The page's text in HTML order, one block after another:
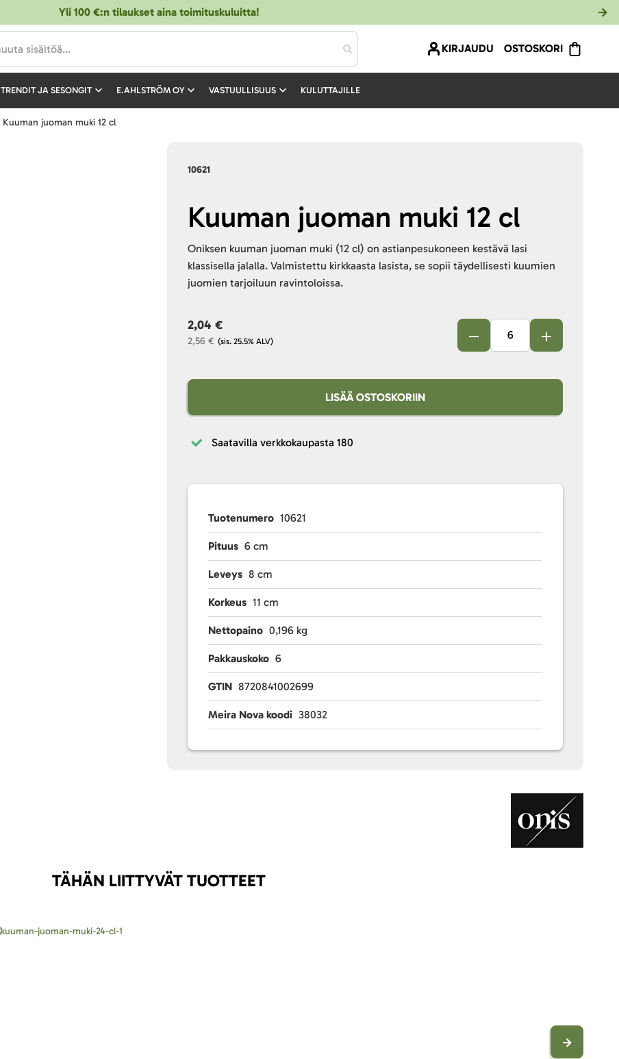
Yli 100 €:n tilaukset aina toimituskuluitta!
KIRJAUDU OSTOSKORI
TRENDIT JA SESONGIT E.AHLSTRÖM OY VASTUULLISUUS KULUTTAJILLE
Kuuman juoman muki 12 cl
10621
Kuuman juoman muki 12 cl
Oniksen kuuman juoman muki (12 cl) on astianpesukoneen kestävä lasi
klassisella jalalla. Valmistettu kirkkaasta lasista, se sopii täydellisesti kuumien
juomien tarjoiluun ravintoloissa.
(sis. 25.5% ALV)
2,56 €
2,04 €
LISÄÄ OSTOSKORIIN
Saatavilla verkkokaupasta 180
Tuotenumero 10621
Pituus 6 cm
Leveys 8 cm
Korkeus 11 cm
Nettopaino 0,196 kg
Pakkauskoko 6
GTIN 8720841002699
Meira Nova koodi 38032
TÄHÄN LIITTYVÄT TUOTTEET